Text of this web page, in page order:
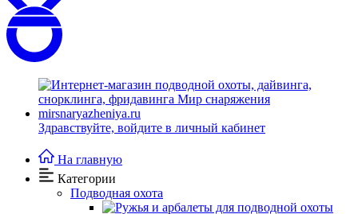
Здравствуйте, войдите в личный кабинет
На главную
Категории
Подводная охота